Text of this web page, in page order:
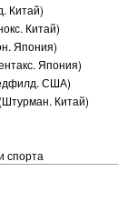
Китай)
Китай)
Япония)
Япония)
США)
Китай)
спорта